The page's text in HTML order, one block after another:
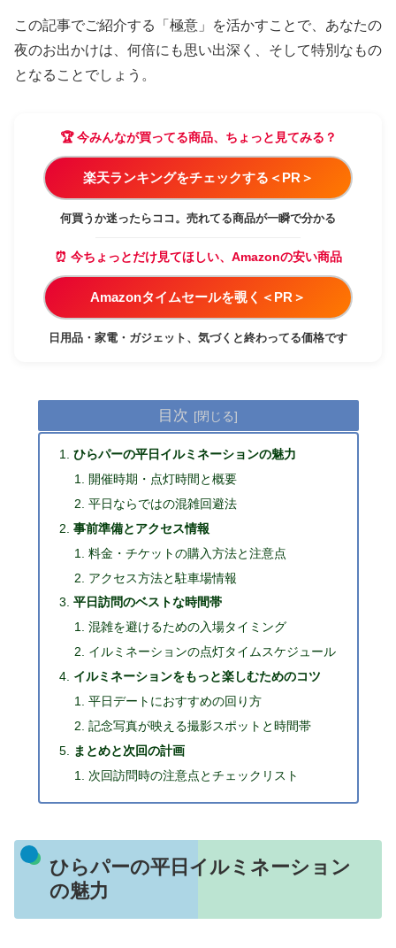
この記事でご紹介する「極意」を活かすことで、あなたの
夜のお出かけは、何倍にも思い出深く、そして特別なもの
となることでしょう。
🏆 今みんなが買ってる商品、ちょっと見てみる？
楽天ランキングをチェックする＜PR＞
何買うか迷ったらココ。売れてる商品が一瞬で分かる
⏰ 今ちょっとだけ見てほしい、Amazonの安い商品
Amazonタイムセールを覗く＜PR＞
日用品・家電・ガジェット、気づくと終わってる価格です
目次
ひらパーの平日イルミネーションの魅力
開催時期・点灯時間と概要
平日ならではの混雑回避法
事前準備とアクセス情報
料金・チケットの購入方法と注意点
アクセス方法と駐車場情報
平日訪問のベストな時間帯
混雑を避けるための入場タイミング
イルミネーションの点灯タイムスケジュール
イルミネーションをもっと楽しむためのコツ
平日デートにおすすめの回り方
記念写真が映える撮影スポットと時間帯
まとめと次回の計画
次回訪問時の注意点とチェックリスト
ひらパーの平日イルミネーション
の魅力